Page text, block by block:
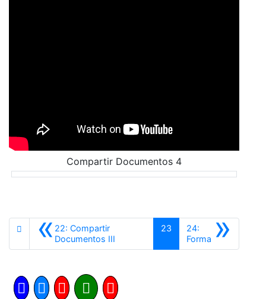
Compartir Documentos 4
«22: Compartir
Documentos III
23 »
24:
FormaSiguiente